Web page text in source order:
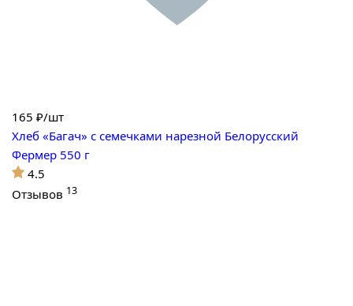
165 ₽/шт
Хлеб «Багач» с семечками нарезной Белорусский
Фермер 550 г
4.5
Отзывов 13